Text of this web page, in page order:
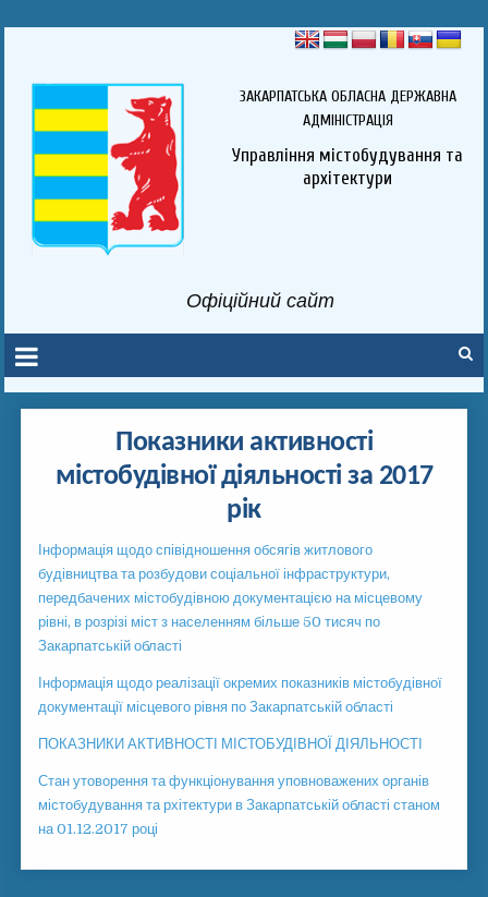
ЗАКАРПАТСЬКА ОБЛАСНА ДЕРЖАВНА
АДМІНІСТРАЦІЯ
Управління містобудування та
архітектури
Офіційний сайт
Показники активності
містобудівної діяльності за 2017
рік
Інформація щодо співідношення обсягів житлового
будівництва та розбудови соціальної інфраструктури,
передбачених містобудівною документацією на місцевому
рівні, в розрізі міст з населенням більше 50 тисяч по
Закарпатській області
Інформація щодо реалізації окремих показників містобудівної
документації місцевого рівня по Закарпатській області
ПОКАЗНИКИ АКТИВНОСТІ МІСТОБУДІВНОЇ ДІЯЛЬНОСТІ
Стан утоворення та функціонування уповноважених органів
містобудування та рхітектури в Закарпатській області станом
на 01.12.2017 році